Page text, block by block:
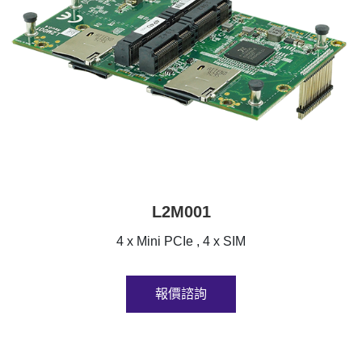
L2M001
4 x Mini PCIe , 4 x SIM
報價諮詢